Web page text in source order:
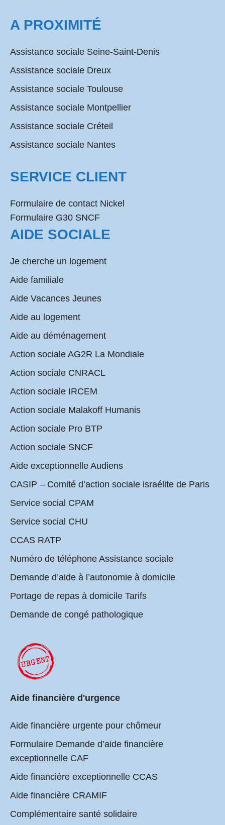
A PROXIMITÉ
Assistance sociale Seine-Saint-Denis
Assistance sociale Dreux
Assistance sociale Toulouse
Assistance sociale Montpellier
Assistance sociale Créteil
Assistance sociale Nantes
SERVICE CLIENT
Formulaire de contact Nickel
Formulaire G30 SNCF
AIDE SOCIALE
Je cherche un logement
Aide familiale
Aide Vacances Jeunes
Aide au logement
Aide au déménagement
Action sociale AG2R La Mondiale
Action sociale CNRACL
Action sociale IRCEM
Action sociale Malakoff Humanis
Action sociale Pro BTP
Action sociale SNCF
Aide exceptionnelle Audiens
CASIP – Comité d’action sociale israélite de Paris
Service social CPAM
Service social CHU
CCAS RATP
Numéro de téléphone Assistance sociale
Demande d’aide à l’autonomie à domicile
Portage de repas à domicile Tarifs
Demande de congé pathologique
Aide financière d'urgence
Aide financière urgente pour chômeur
Formulaire Demande d’aide financière
exceptionnelle CAF
Aide financière exceptionnelle CCAS
Aide financière CRAMIF
Complémentaire santé solidaire